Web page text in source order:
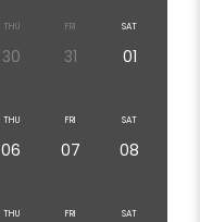
THU
30
FRI
31
SAT
01
THU
06
FRI
07
SAT
08
THU FRI SAT